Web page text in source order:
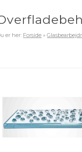
er her: Forside »